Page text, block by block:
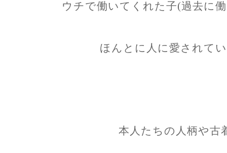
ウチで働いてくれた子(過去に
ほんとに人に愛されて
本人たちの人柄や古